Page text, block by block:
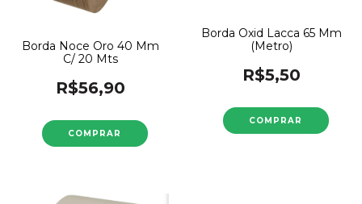
Borda Noce Oro 40 Mm
C/ 20 Mts
R$56,90
Borda Oxid Lacca 65 Mm
(Metro)
R$5,50